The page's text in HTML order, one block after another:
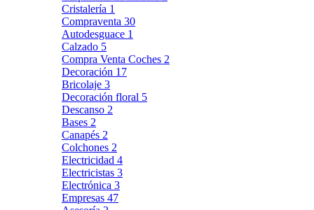
Cristalería 1
Compraventa 30
Autodesguace 1
Calzado 5
Compra Venta Coches 2
Decoración 17
Bricolaje 3
Decoración floral 5
Descanso 2
Bases 2
Canapés 2
Colchones 2
Electricidad 4
Electricistas 3
Electrónica 3
Empresas 47